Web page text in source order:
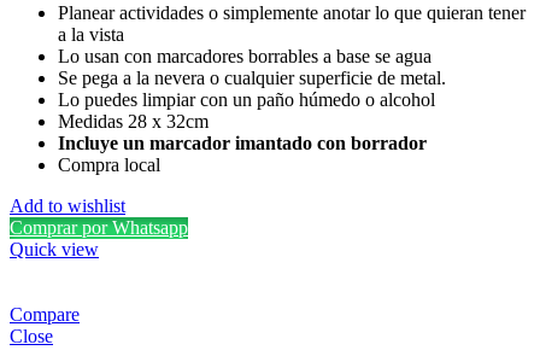
Planear actividades o simplemente anotar lo que quieran tener
a la vista
Lo usan con marcadores borrables a base se agua
Se pega a la nevera o cualquier superficie de metal.
Lo puedes limpiar con un paño húmedo o alcohol
Medidas 28 x 32cm
Incluye un marcador imantado con borrador
Compra local
Add to wishlist
Comprar por Whatsapp
Quick view
Compare
Close